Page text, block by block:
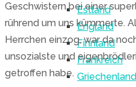
Estland
England
Finnland
Frankreich
Griechenland
Geschwistern bei einer
rührend um uns kümmerte.
Herrchen einzog, war da
unsozialste und
getroffen habe.